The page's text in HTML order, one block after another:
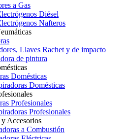
a Gas
Diésel
Nafteros
Llaves Rachet y de impacto
de pintura
Domésticas
Domésticas
Profesionales
Profesionales
Accesorios
a Combustión